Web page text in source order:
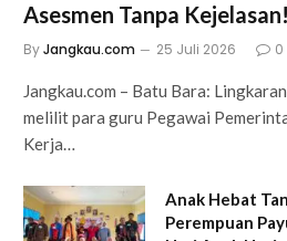
Asesmen Tanpa Kejelasan!
ByJangkau.com 25 Juli 2026 0
Jangkau.com – Batu Bara:
melilit para guru Pegawai
Kerja…
Anak Hebat
Perempuan